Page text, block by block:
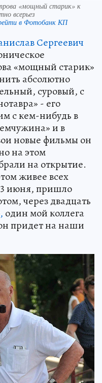
«мощный старик» к
всерьез
в Фотобанк КП
Сергеевич
«мощный старик»
абсолютно
суровый, с
- его
с кем-нибудь в
и в
новые фильмы он
на этом
на открытие.
живее всех
июня, пришло
через двадцать
один мой коллега
придет на наши